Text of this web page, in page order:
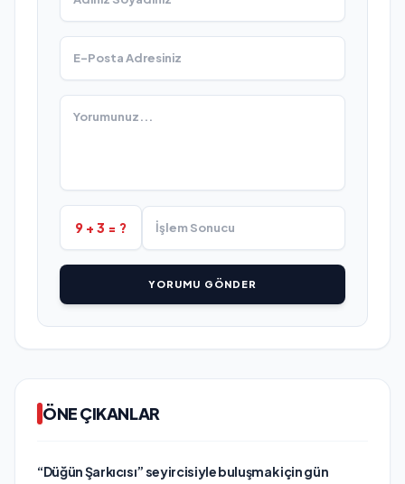
9 + 3 = ?
YORUMU GÖNDER
ÖNE ÇIKANLAR
“Düğün Şarkıcısı” seyircisiyle buluşmak için gün